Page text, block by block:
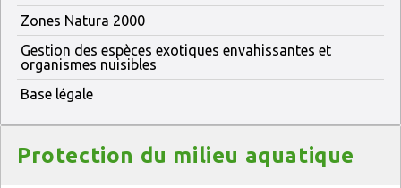
Zones Natura 2000
Gestion des espèces exotiques envahissantes et
organismes nuisibles
Base légale
Protection du milieu aquatique